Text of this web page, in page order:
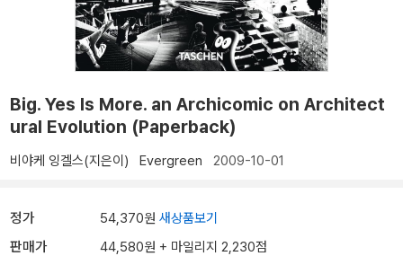
Big. Yes Is More. an Archicomic on Architect
ural Evolution (Paperback)
비야케 잉겔스(지은이) Evergreen 2009-10-01
정가 54,370원 새상품보기
판매가 44,580원 + 마일리지 2,230점